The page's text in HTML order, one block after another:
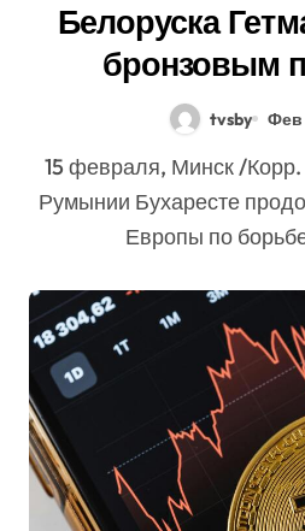
Белоруска
бронзовым
tvsby Фев
15 февраля, Минск /Корр. БЕЛТА/. В столице
Румынии Бухаресте
Европы по